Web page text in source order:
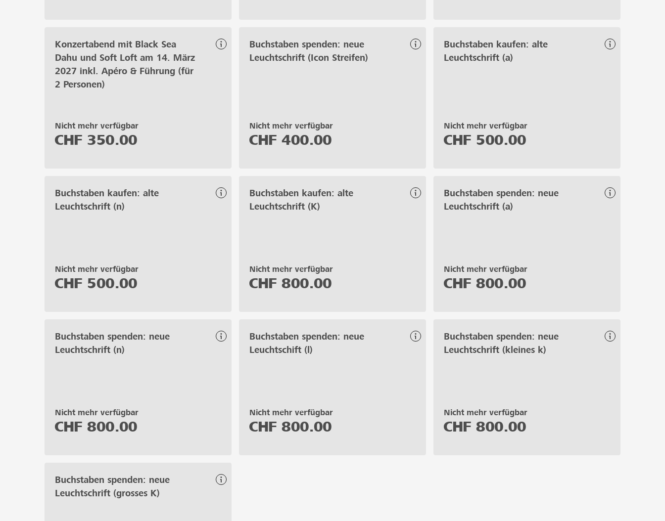
Konzertabend mit Black Sea
Dahu und Soft Loft am 14. März
2027 inkl. Apéro & Führung (für
2 Personen)
Nicht mehr verfügbar
CHF 350.00
Buchstaben spenden: neue
Leuchtschrift (Icon Streifen)
Nicht mehr verfügbar
CHF 400.00
Buchstaben kaufen: alte
Leuchtschrift (a)
Nicht mehr verfügbar
CHF 500.00
Buchstaben kaufen: alte
Leuchtschrift (n)
Nicht mehr verfügbar
CHF 500.00
Buchstaben kaufen: alte
Leuchtschrift (K)
Nicht mehr verfügbar
CHF 800.00
Buchstaben spenden: neue
Leuchtschrift (a)
Nicht mehr verfügbar
CHF 800.00
Buchstaben spenden: neue
Leuchtschrift (n)
Nicht mehr verfügbar
CHF 800.00
Buchstaben spenden: neue
Leuchtschift (l)
Nicht mehr verfügbar
CHF 800.00
Buchstaben spenden: neue
Leuchtschrift (kleines k)
Nicht mehr verfügbar
CHF 800.00
Buchstaben spenden: neue
Leuchtschrift (grosses K)